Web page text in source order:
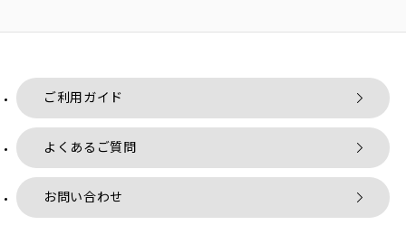
ご利用ガイド
よくあるご質問
お問い合わせ